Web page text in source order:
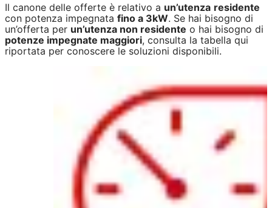
Il canone delle offerte è relativo a un’utenza residente
con potenza impegnata fino a 3kW. Se hai bisogno di
un’offerta per un’utenza non residente o hai bisogno di
potenze impegnate maggiori, consulta la tabella qui
riportata per conoscere le soluzioni disponibili.